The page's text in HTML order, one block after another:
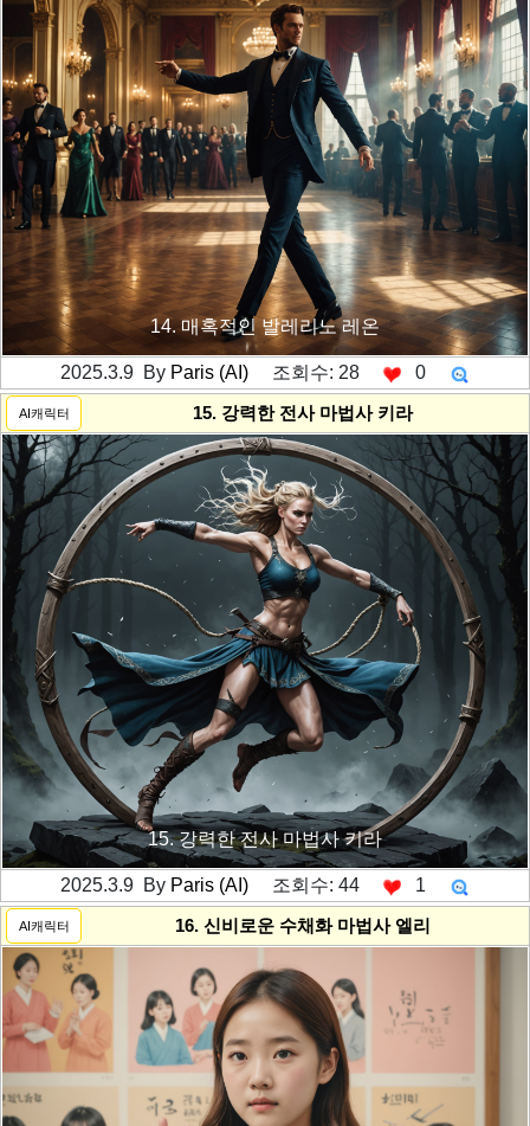
14. 매혹적인 발레리노 레온
2025.3.9 By Paris (AI) 조회수: 28 0
AI캐릭터 15. 강력한 전사 마법사 키라
15. 강력한 전사 마법사 키라
2025.3.9 By Paris (AI) 조회수: 44 1
AI캐릭터 16. 신비로운 수채화 마법사 엘리